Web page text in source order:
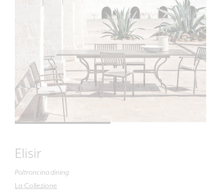
Elisir
Poltroncina dining
La Collezione